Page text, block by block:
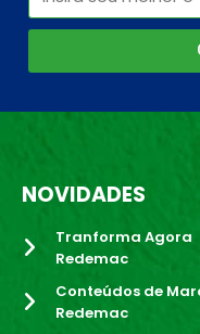
NOVIDADES
Tranforma Agora
Redemac
Conteúdos de
Redemac